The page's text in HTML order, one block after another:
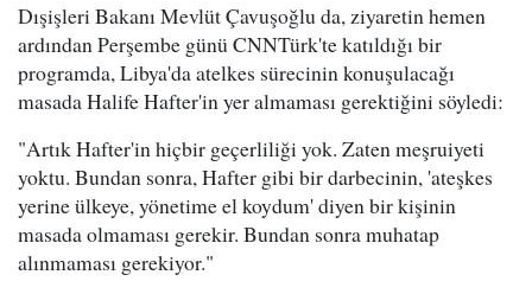
Dışişleri Bakanı Mevlüt Çavuşoğlu da, ziyaretin hemen
ardından Perşembe günü CNNTürk'te katıldığı bir
programda, Libya'da atelkes sürecinin konuşulacağı
masada Halife Hafter'in yer almaması gerektiğini söyledi:
"Artık Hafter'in hiçbir geçerliliği yok. Zaten meşruiyeti
yoktu. Bundan sonra, Hafter gibi bir darbecinin, 'ateşkes
yerine ülkeye, yönetime el koydum' diyen bir kişinin
masada olmaması gerekir. Bundan sonra muhatap
alınmaması gerekiyor."